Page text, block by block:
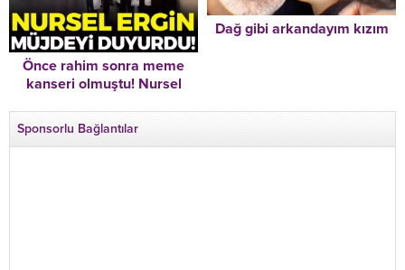
Önce rahim sonra meme
kanseri olmuştu! Nursel
Dağ gibi arkandayım kızım
Sponsorlu Bağlantılar